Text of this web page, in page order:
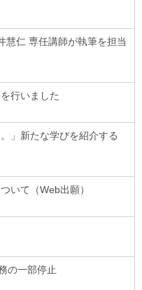
慧仁 専任講師が執筆を担当
行いました
」新たな学びを紹介する
いて（Web出願）
の一部停止